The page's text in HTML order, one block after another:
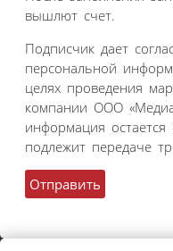
вышлют счет.
Подписчик дает
персональной
целях проведения
компании ООО
информация
подлежит передаче